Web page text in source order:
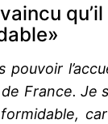
pouvoir
France. Je